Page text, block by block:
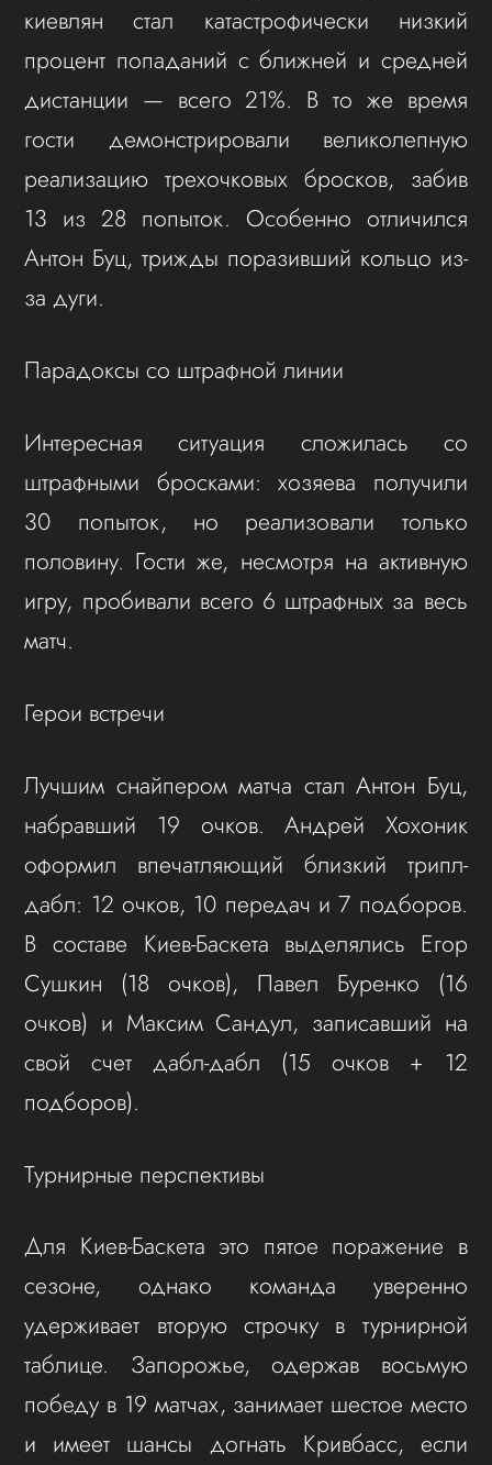
киевлян стал катастрофически низкий
процент попаданий с ближней и средней
дистанции — всего 21%. В то же время
гости демонстрировали великолепную
реализацию трехочковых бросков, забив
13 из 28 попыток. Особенно отличился
Антон Буц, трижды поразивший кольцо из-
за дуги.
Парадоксы со штрафной линии
Интересная ситуация сложилась со
штрафными бросками: хозяева получили
30 попыток, но реализовали только
половину. Гости же, несмотря на активную
игру, пробивали всего 6 штрафных за весь
матч.
Герои встречи
Лучшим снайпером матча стал Антон Буц,
набравший 19 очков. Андрей Хохоник
оформил впечатляющий близкий трипл-
дабл: 12 очков, 10 передач и 7 подборов.
В составе Киев-Баскета выделялись Егор
Сушкин (18 очков), Павел Буренко (16
очков) и Максим Сандул, записавший на
свой счет дабл-дабл (15 очков + 12
подборов).
Турнирные перспективы
Для Киев-Баскета это пятое поражение в
сезоне, однако команда уверенно
удерживает вторую строчку в турнирной
таблице. Запорожье, одержав восьмую
победу в 19 матчах, занимает шестое место
и имеет шансы догнать Кривбасс, если